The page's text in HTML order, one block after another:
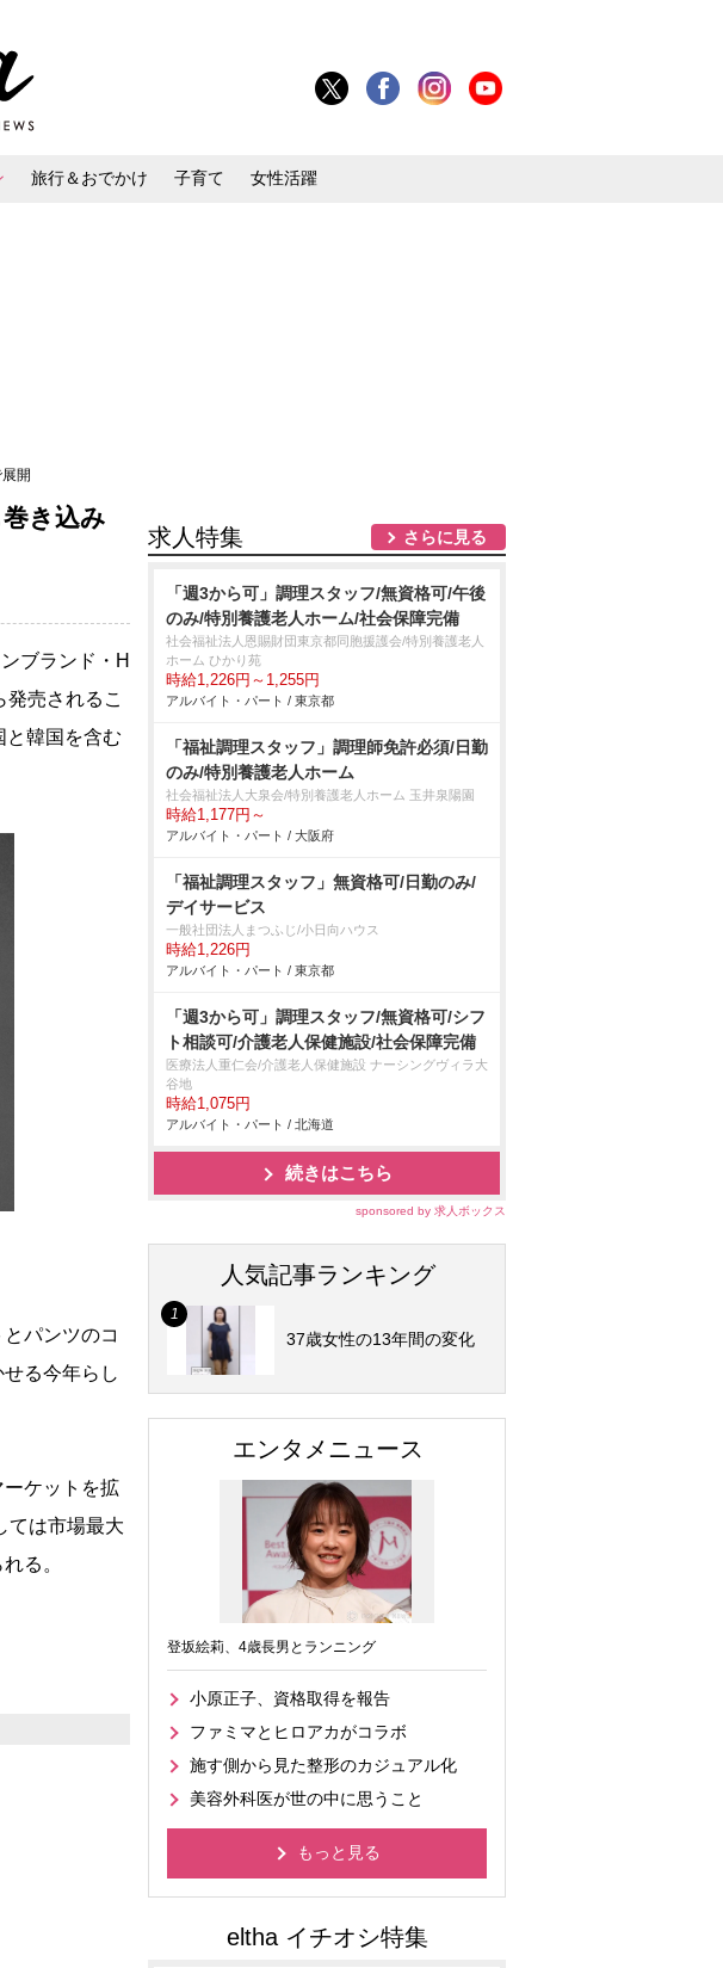
旅行＆おでかけ 子育て 女性活躍
開
き込み
ブランド・H
売されるこ
と韓国を含む
パンツのコ
る今年らし
ケットを拡
ては市場最大
る。
求人特集 さらに見る
「週3から可」調理スタッフ/無資格可/午後
のみ/特別養護老人ホーム/社会保障完備
社会福祉法人恩賜財団東京都同胞援護会/特別養護老人
ホーム ひかり苑
時給1,226円～1,255円
アルバイト・パート / 東京都
「福祉調理スタッフ」調理師免許必須/日勤
のみ/特別養護老人ホーム
社会福祉法人大泉会/特別養護老人ホーム 玉井泉陽園
時給1,177円～
アルバイト・パート / 大阪府
「福祉調理スタッフ」無資格可/日勤のみ/
デイサービス
一般社団法人まつふじ/小日向ハウス
時給1,226円
アルバイト・パート / 東京都
「週3から可」調理スタッフ/無資格可/シフ
ト相談可/介護老人保健施設/社会保障完備
医療法人重仁会/介護老人保健施設 ナーシングヴィラ大
谷地
時給1,075円
アルバイト・パート / 北海道
続きはこちら
sponsored by 求人ボックス
人気記事ランキング
37歳女性の13年間の変化
エンタメニュース
登坂絵莉、4歳長男とランニング
小原正子、資格取得を報告
ファミマとヒロアカがコラボ
施す側から見た整形のカジュアル化
美容外科医が世の中に思うこと
もっと見る